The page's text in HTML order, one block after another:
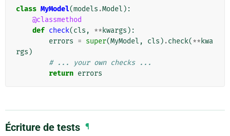
class MyModel(models .Model ):
@classmethod
def check(cls , ** kwargs ):
errors = super(MyModel , cls ) .check(** kwa
rgs )
# ... your own checks ...
return errors
Écriture de tests ¶